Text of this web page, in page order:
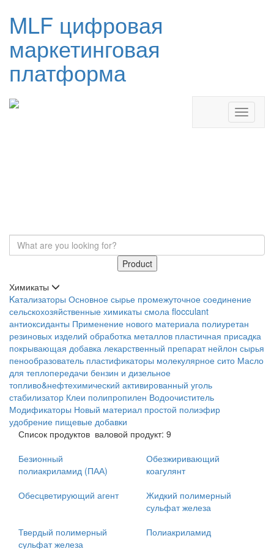
MLF цифровая
маркетинговая
платформа
Product
Химикаты
Kатализаторы Основное сырье промежуточное соединение
сельскохозяйственные химикаты смола flocculant
антиоксиданты Применение нового материала полиуретан
резиновых изделий обработка металлов пластичная присадка
покрывающая добавка лекарственный препарат нейлон сырья
пенообразователь пластификаторы молекулярное сито Масло
для теплопередачи бензин и дизельное
топливо&нефтехимический активированный уголь
стабилизатор Клеи полипропилен Водоочиститель
Модификаторы Новый материал простой полиэфир
удобрение пищевые добавки
Список продуктов валовой продукт: 9
Безионный
полиакриламид (ПАА)
Обезжиривающий
коагулянт
Обесцветирующий агент
Жидкий полимерный
сульфат железа
Твердый полимерный
сульфат железа
Полиакриламид